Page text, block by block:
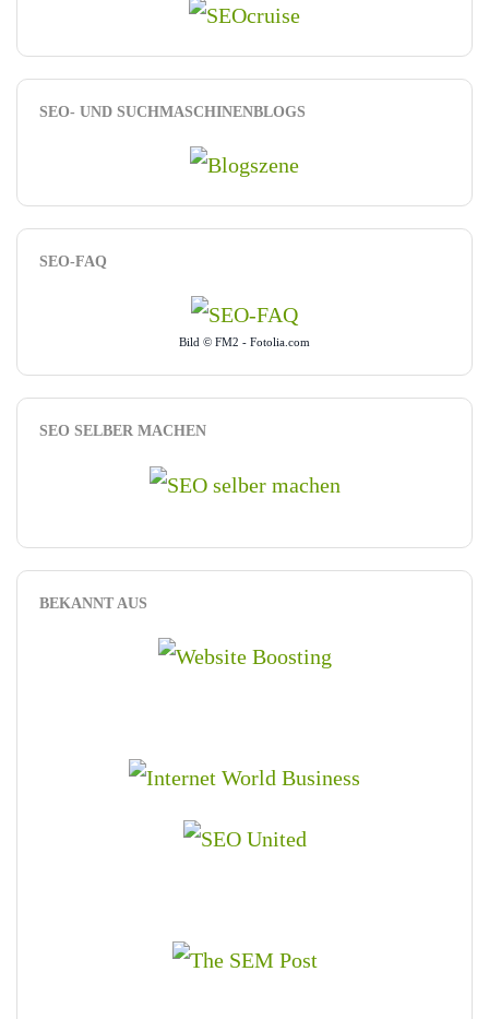
SEO- UND SUCHMASCHINENBLOGS
SEO-FAQ
Bild © FM2 - Fotolia.com
SEO SELBER MACHEN
BEKANNT AUS